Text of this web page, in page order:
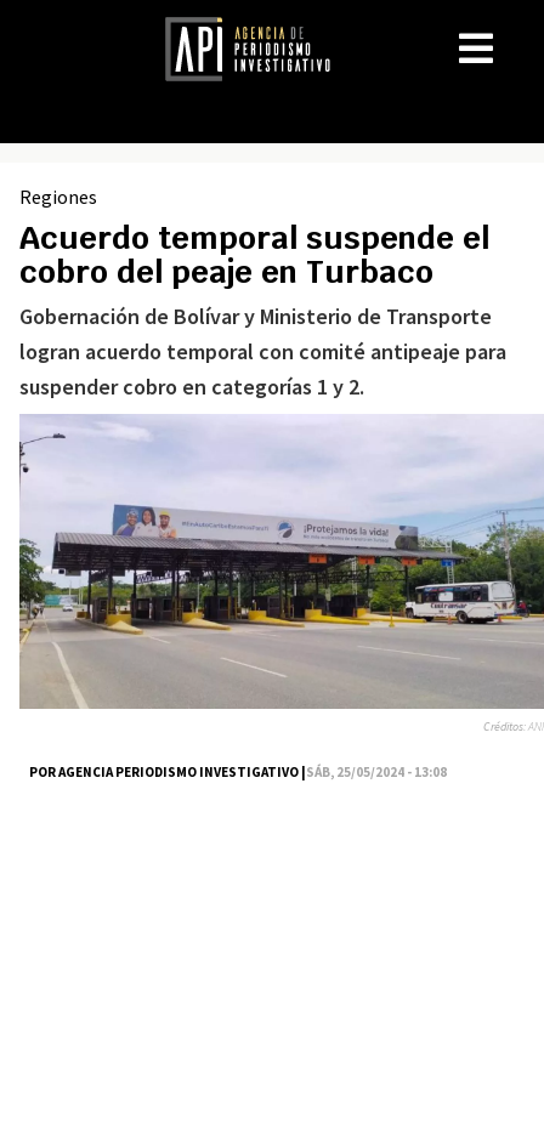
Regiones
Acuerdo temporal suspende el
cobro del peaje en Turbaco
Gobernación de Bolívar y Ministerio de Transporte
logran acuerdo temporal con comité antipeaje para
suspender cobro en categorías 1 y 2.
POR AGENCIA PERIODISMO INVESTIGATIVO |SÁB, 25/05/2024 - 13:08
Créditos:ANI